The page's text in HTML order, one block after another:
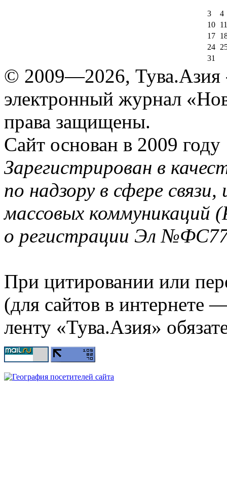
3
4
10
11
17
24
31
© 2009—2026, Тува.Азия
электронный журнал
права защищены.
Сайт основан в 2009 году
Зарегистрирован в
по надзору в сфере
массовых коммуникаций
о регистрации Эл
При цитировании или
(для сайтов в интернете
ленту «Тува.Азия»